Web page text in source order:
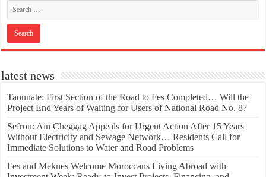
latest news
Taounate: First Section of the Road to Fes Completed… Will the
Project End Years of Waiting for Users of National Road No. 8?
Sefrou: Ain Cheggag Appeals for Urgent Action After 15 Years
Without Electricity and Sewage Network… Residents Call for
Immediate Solutions to Water and Road Problems
Fes and Meknes Welcome Moroccans Living Abroad with